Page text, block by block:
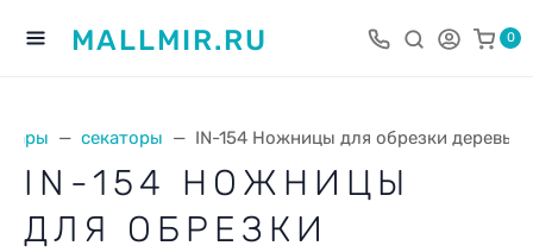
MALLMIR.RU 0
секаторы IN-154 Ножницы для обрезки
IN-154 НОЖНИЦЫ
ДЛЯ ОБРЕЗКИ